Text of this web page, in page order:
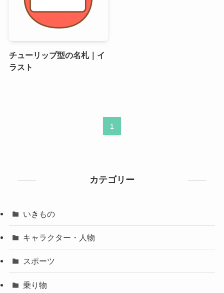
チューリップ型の名札｜イ
ラスト
1
カテゴリー
いきもの
キャラクター・人物
スポーツ
乗り物